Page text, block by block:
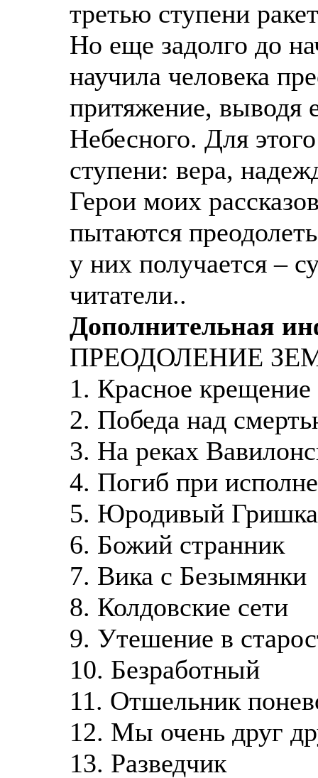
третью ступени
Но еще задолго до
научила человека
притяжение, выводя
Небесного. Для
ступени: вера,
Герои моих
пытаются
у них получается –
читатели..
Дополнительная
ПРЕОДОЛЕНИЕ
1. Красное крещение
2. Победа над
3. На реках
4. Погиб при
5. Юродивый Гришка
6. Божий странник
7. Вика с Безымянки
8. Колдовские сети
9. Утешение в
10. Безработный
11. Отшельник
12. Мы очень друг
13. Разведчик